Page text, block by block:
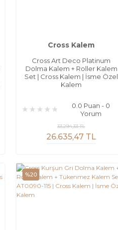
Cross Kalem
Cross Art Deco Platinum
Dolma Kalem + Roller Kalem
Set | Cross Kalem | İsme Özel
Kalem
0.0 Puan - 0
Yorum
26.635,47 TL
33.294,33 TL
%20